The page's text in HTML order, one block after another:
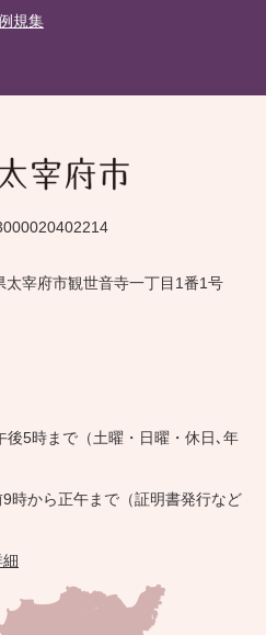
規集
太宰府市観世音寺一丁目1番1号
後5時まで（土曜・日曜・休日､年
時から正午まで（証明書発行など